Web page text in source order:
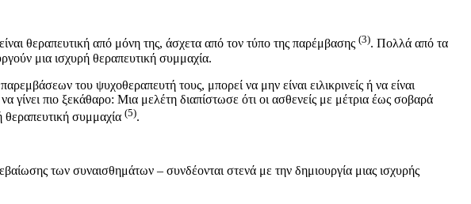
θεραπευτική από μόνη της, άσχετα από τον τύπο της παρέμβασης (3). Πολλά από τα
μια ισχυρή θεραπευτική συμμαχία.
του ψυχοθεραπευτή τους, μπορεί να μην είναι ειλικρινείς ή να είναι
γίνει πιο ξεκάθαρο: Μια μελέτη διαπίστωσε ότι οι ασθενείς με μέτρια έως σοβαρά
θεραπευτική συμμαχία (5).
των συναισθημάτων – συνδέονται στενά με την δημιουργία μιας ισχυρής